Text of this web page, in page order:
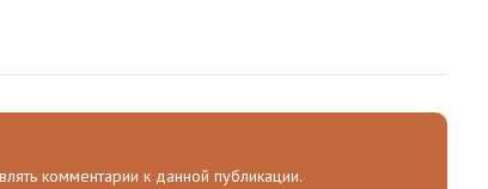
комментарии к данной публикации.